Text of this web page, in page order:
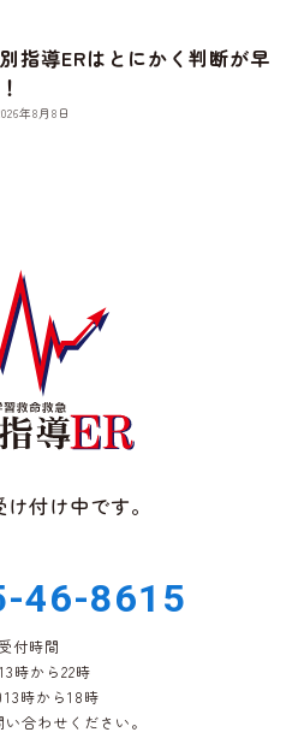
指導ERはとにかく判断が早
年8月8日
付け中です。
46-8615
受付時間
時から22時
13時から18時
合わせください。